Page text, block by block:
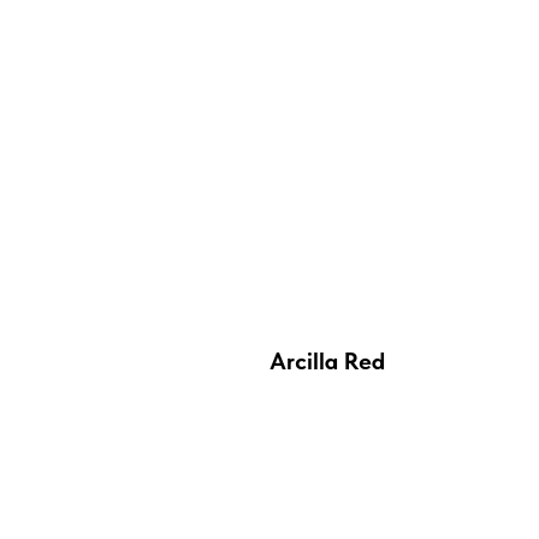
Arcilla Red